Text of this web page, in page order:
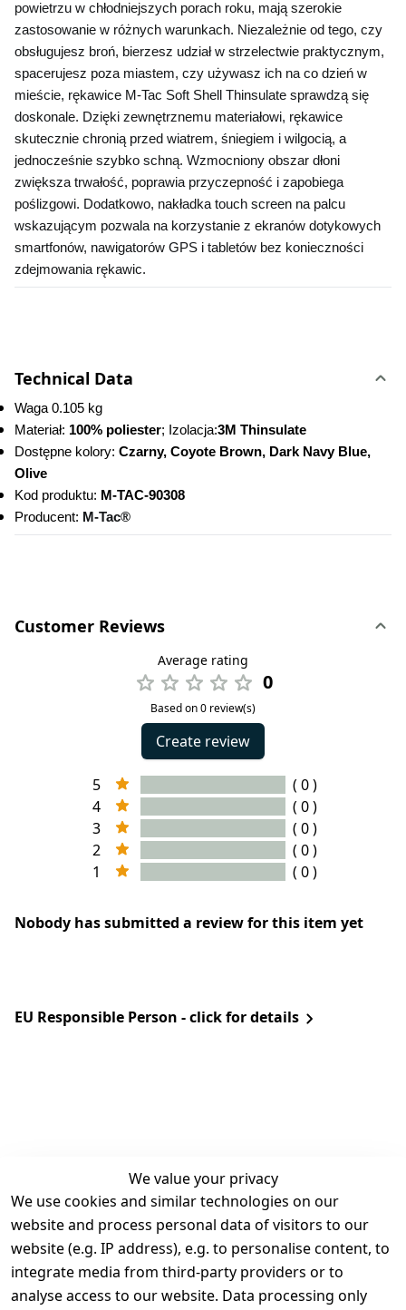
powietrzu w chłodniejszych porach roku, mają szerokie
zastosowanie w różnych warunkach. Niezależnie od tego, czy
obsługujesz broń, bierzesz udział w strzelectwie praktycznym,
spacerujesz poza miastem, czy używasz ich na co dzień w
mieście, rękawice M-Tac Soft Shell Thinsulate sprawdzą się
doskonale. Dzięki zewnętrznemu materiałowi, rękawice
skutecznie chronią przed wiatrem, śniegiem i wilgocią, a
jednocześnie szybko schną. Wzmocniony obszar dłoni
zwiększa trwałość, poprawia przyczepność i zapobiega
poślizgowi. Dodatkowo, nakładka touch screen na palcu
wskazującym pozwala na korzystanie z ekranów dotykowych
smartfonów, nawigatorów GPS i tabletów bez konieczności
zdejmowania rękawic.
Technical Data
Waga 0.105 kg
Materiał: 100% poliester; Izolacja:3M Thinsulate
Dostępne kolory: Czarny, Coyote Brown, Dark Navy Blue,
Olive
Kod produktu: M-TAC-90308
Producent: M-Tac®
Customer Reviews
Average rating
0
Based on 0 review(s)
Create review
5
( 0 )
4
( 0 )
3
( 0 )
2
( 0 )
1
( 0 )
Nobody has submitted a review for this item yet
EU Responsible Person - click for details
We value your privacy
We use cookies and similar technologies on our
website and process personal data of visitors to our
website (e.g. IP address), e.g. to personalise content, to
integrate media from third-party providers or to
analyse access to our website. Data processing only
Legal
Terms and
Conditions
Legal
Contact
Register